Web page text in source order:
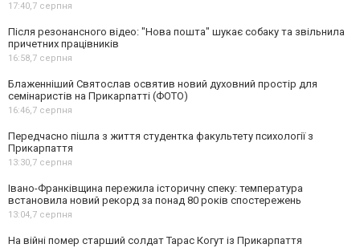
17:40,7 серпня
Після резонансного відео: "Нова пошта" шукає собаку та звільнила
причетних працівників
16:58,7 серпня
Блаженніший Святослав освятив новий духовний простір для
семінаристів на Прикарпатті (ФОТО)
16:46,7 серпня
Передчасно пішла з життя студентка факультету психології з
Прикарпаття
13:30,7 серпня
Івано-Франківщина пережила історичну спеку: температура
встановила новий рекорд за понад 80 років спостережень
13:04,7 серпня
На війні помер старший солдат Тарас Когут із Прикарпаття